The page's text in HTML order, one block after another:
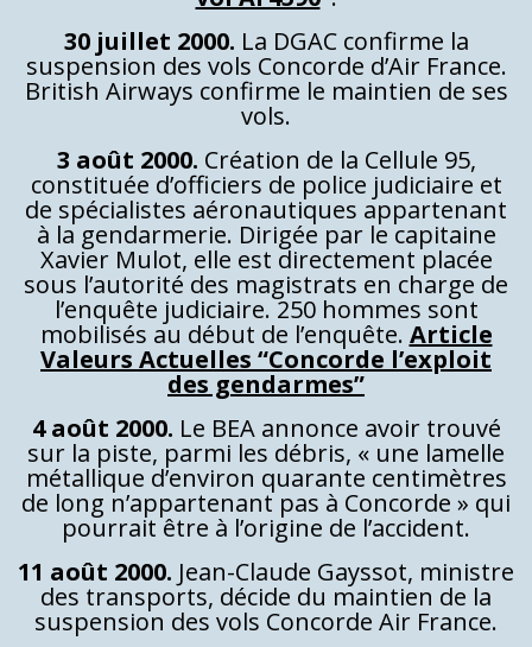
30 juillet 2000. La DGAC confirme la
suspension des vols Concorde d’Air France.
British Airways confirme le maintien de ses
vols.
3 août 2000. Création de la Cellule 95,
constituée d’officiers de police judiciaire et
de spécialistes aéronautiques appartenant
à la gendarmerie. Dirigée par le capitaine
Xavier Mulot, elle est directement placée
sous l’autorité des magistrats en charge de
l’enquête judiciaire. 250 hommes sont
mobilisés au début de l’enquête. Article
Valeurs Actuelles “Concorde l’exploit
des gendarmes”
4 août 2000. Le BEA annonce avoir trouvé
sur la piste, parmi les débris, « une lamelle
métallique d’environ quarante centimètres
de long n’appartenant pas à Concorde » qui
pourrait être à l’origine de l’accident.
11 août 2000. Jean-Claude Gayssot, ministre
des transports, décide du maintien de la
suspension des vols Concorde Air France.